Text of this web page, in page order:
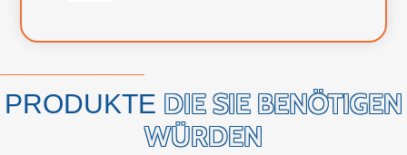
PRODUKTE DIE SIE BENÖTIGEN
WÜRDEN